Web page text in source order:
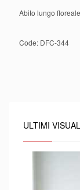
Abito lungo
Code: DFC-344
ULTIMI